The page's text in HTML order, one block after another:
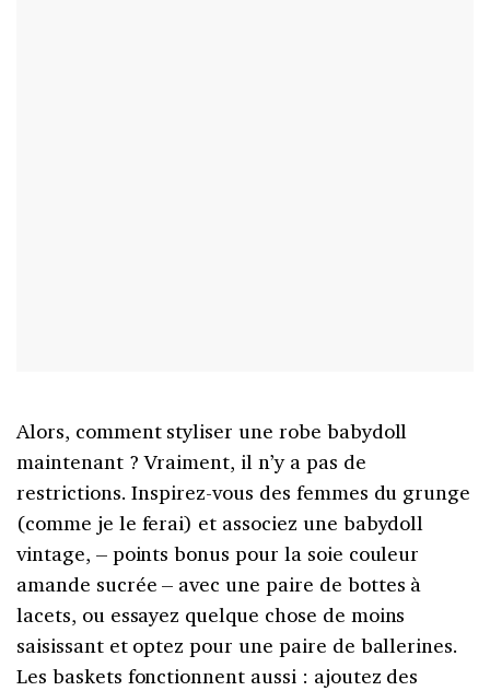
Alors, comment styliser une robe babydoll
maintenant ? Vraiment, il n’y a pas de
restrictions. Inspirez-vous des femmes du grunge
(comme je le ferai) et associez une babydoll
vintage, – points bonus pour la soie couleur
amande sucrée – avec une paire de bottes à
lacets, ou essayez quelque chose de moins
saisissant et optez pour une paire de ballerines.
Les baskets fonctionnent aussi : ajoutez des